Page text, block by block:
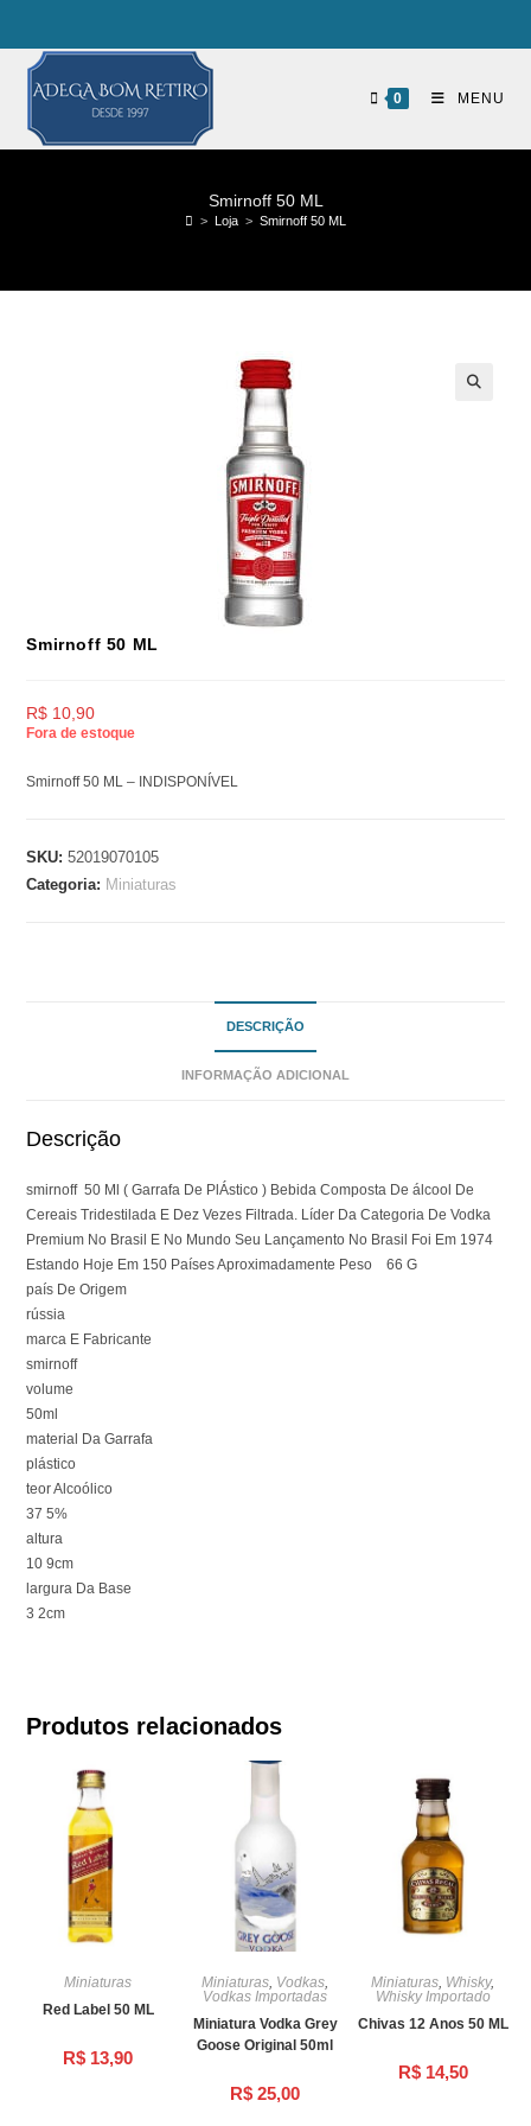
0 MENU
Smirnoff 50 ML
> Loja > Smirnoff 50 ML
Smirnoff 50 ML
R$ 10,90
Fora de estoque
Smirnoff 50 ML – INDISPONÍVEL
SKU:52019070105
Categoria: Miniaturas
DESCRIÇÃO
INFORMAÇÃO ADICIONAL
Descrição
smirnoff 50 Ml ( Garrafa De PlÁstico ) Bebida Composta De álcool De
Cereais Tridestilada E Dez Vezes Filtrada. Líder Da Categoria De Vodka
Premium No Brasil E No Mundo Seu Lançamento No Brasil Foi Em 1974
Estando Hoje Em 150 Países Aproximadamente Peso 66 G
país De Origem
rússia
marca E Fabricante
smirnoff
volume
50ml
material Da Garrafa
plástico
teor Alcoólico
37 5%
altura
10 9cm
largura Da Base
3 2cm
Produtos relacionados
Miniaturas
Red Label 50 ML
R$ 13,90
Miniaturas Vodkas
Vodkas Importadas
Miniatura Vodka Grey
Goose Original 50ml
R$ 25,00
Miniaturas Whisky,
Whisky Importado
Chivas 12 Anos 50 ML
R$14,50